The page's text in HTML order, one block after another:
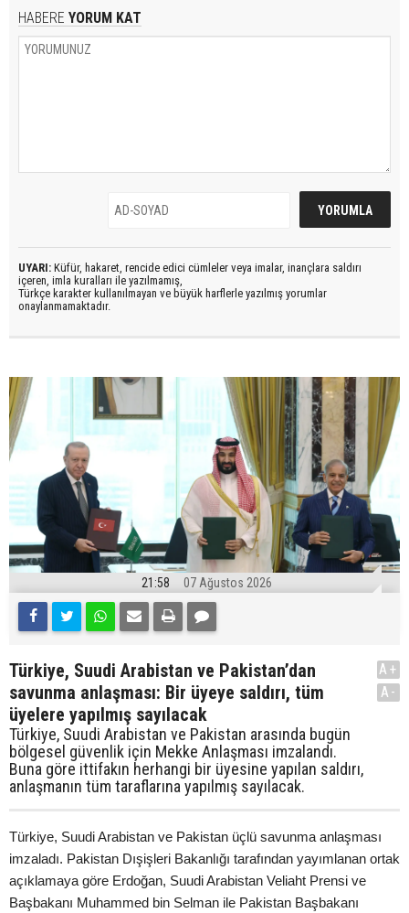
HABERE YORUM KAT
UYARI: Küfür, hakaret, rencide edici cümleler veya imalar, inançlara saldırı
içeren, imla kuralları ile yazılmamış,
Türkçe karakter kullanılmayan ve büyük harflerle yazılmış yorumlar
onaylanmamaktadır.
21:58 07 Ağustos 2026
Türkiye, Suudi Arabistan ve Pakistan’dan
savunma anlaşması: Bir üyeye saldırı, tüm
üyelere yapılmış sayılacak
Türkiye, Suudi Arabistan ve Pakistan arasında bugün
bölgesel güvenlik için Mekke Anlaşması imzalandı.
Buna göre ittifakın herhangi bir üyesine yapılan saldırı,
anlaşmanın tüm taraflarına yapılmış sayılacak.
A+
A-
Türkiye, Suudi Arabistan ve Pakistan üçlü savunma anlaşması
imzaladı. Pakistan Dışişleri Bakanlığı tarafından yayımlanan ortak
açıklamaya göre Erdoğan, Suudi Arabistan Veliaht Prensi ve
Başbakanı Muhammed bin Selman ile Pakistan Başbakanı